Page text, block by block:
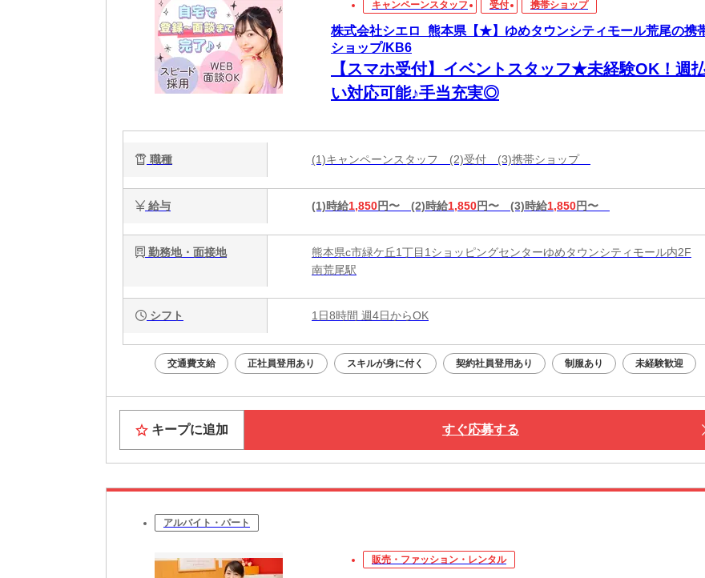
キャンペーンスタッフ 受付 携帯ショップ
株式会社シエロ_熊本県【★】ゆめタウンシティモール荒尾の携
ショップ/KB6
【スマホ受付】イベントスタッフ★未経験OK！週
い対応可能♪手当充実◎
職種 (1)キャンペーンスタッフ (2)受付 (3)携帯ショップ
給与 (1)時給1,850円〜 (2)時給1,850円〜 (3)時給1,850円〜
勤務地・面接地
熊本県c市緑ケ丘1丁目1ショッピングセンターゆめタウンシティモール内2F
南荒尾駅
シフト 1日8時間 週4日からOK
交通費支給 正社員登用あり スキルが身に付く 契約社員登用あり 制服あり 未経験歓迎
キープに追加 すぐ応募する
アルバイト・パート
販売・ファッション・レンタル